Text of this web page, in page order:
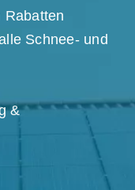
Rabatten
Schnee- und
&